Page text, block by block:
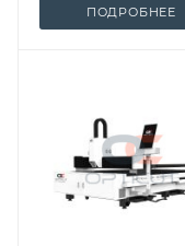
ПОДРОБНЕЕ